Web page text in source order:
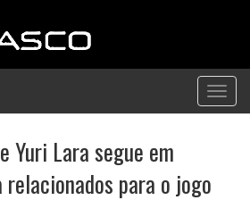
Yuri Lara segue em
para o jogo